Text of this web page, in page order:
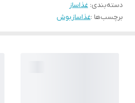
دسته‌بندی: غذاساز
برچسب‌ها :غذاسازبوش